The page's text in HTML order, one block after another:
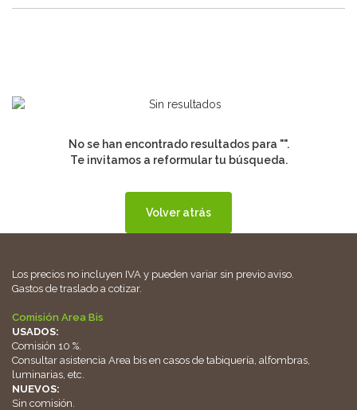
No se han encontrado resultados para "".
Te invitamos a reformular tu búsqueda.
Volver atrás
Los precios no incluyen IVA y pueden variar sin previo aviso.
Gastos de traslado a cotizar.
Comisión Area Bis
USADOS:
Comisión 10 %.
Consultar asistencia Area bis en casos de tabiquería, alfombras,
luminarias, etc.
NUEVOS:
Sin comisión.